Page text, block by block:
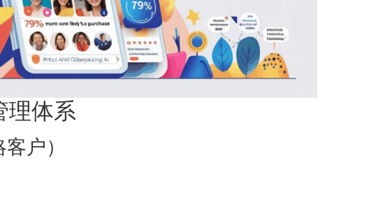
理体系
户）